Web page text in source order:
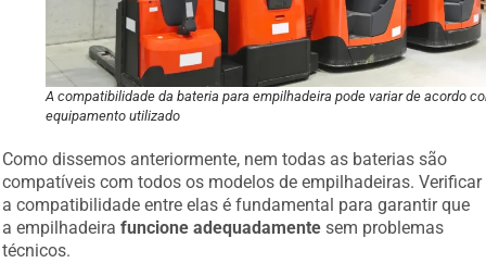
A compatibilidade da bateria para empilhadeira pode variar de acordo
equipamento utilizado
Como dissemos anteriormente, nem todas as baterias são
compatíveis com todos os modelos de empilhadeiras. Verificar
a compatibilidade entre elas é fundamental para garantir que
a empilhadeirafuncione adequadamente sem problemas
técnicos.